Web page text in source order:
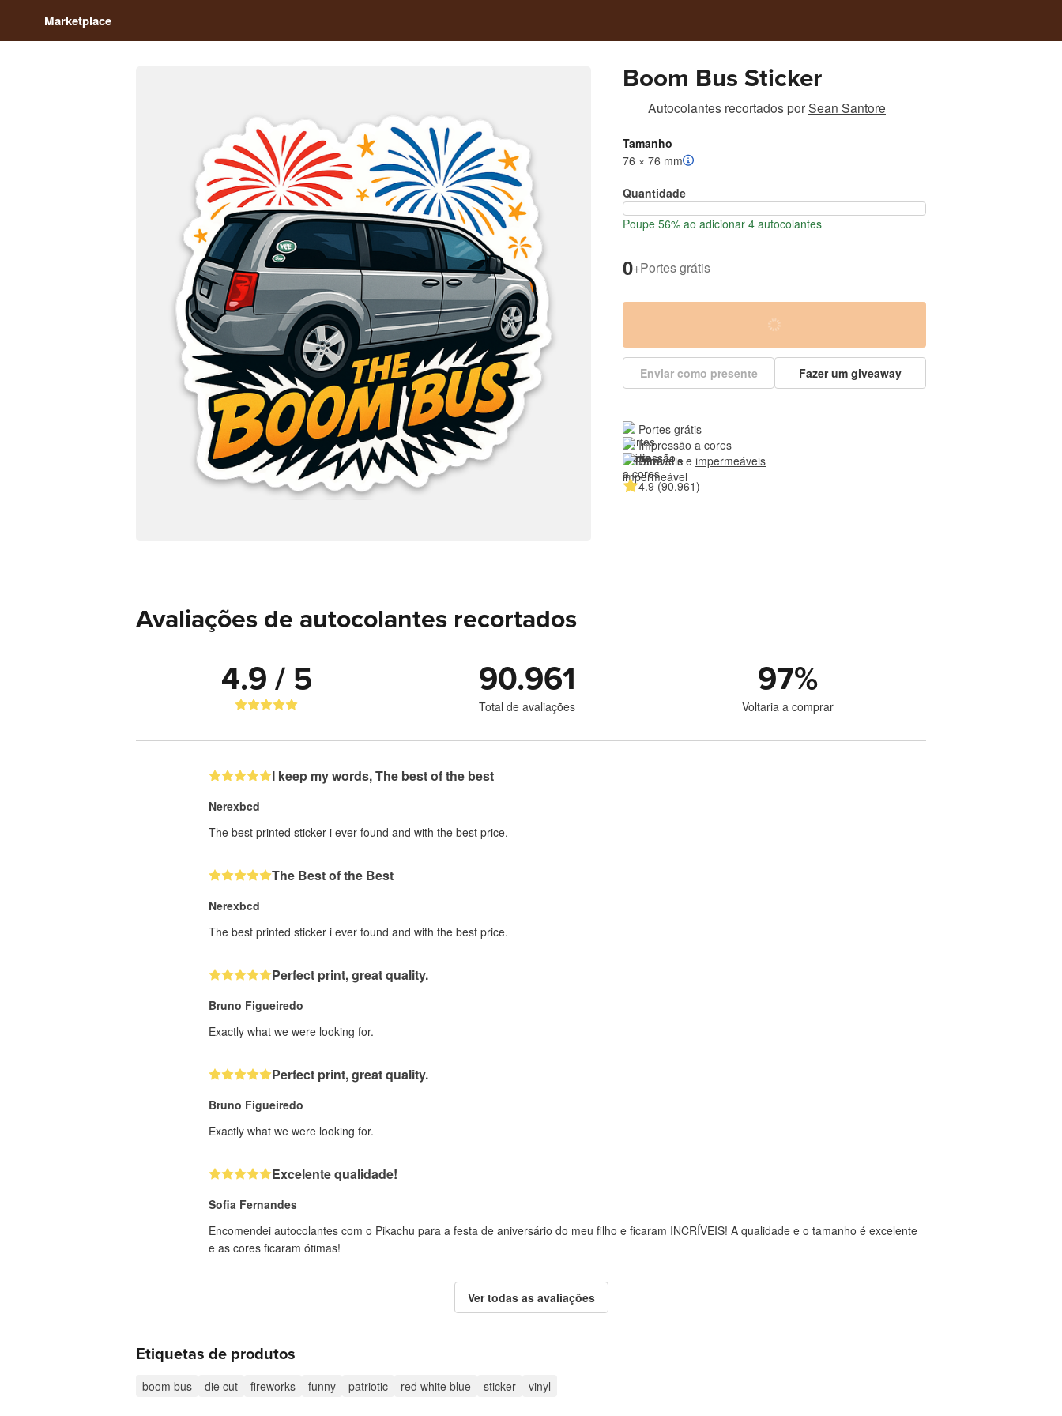
Marketplace
Boom Bus Sticker
Autocolantes recortadosporSean Santore
Tamanho
76 × 76 mm
Quantidade
Poupe 56% ao adicionar 4 autocolantes
0+Portes grátis
Enviar como presente Fazer um giveaway
Portes grátis
Impressão a cores
Duráveis e impermeáveis
4.9 (90.961)
Avaliações de autocolantes recortados
4.9 / 5 90.961
Total de avaliações
97%
Voltaria a comprar
I keep my words, The best of the best
Nerexbcd
The best printed sticker i ever found and with the best price.
The Best of the Best
Nerexbcd
The best printed sticker i ever found and with the best price.
Perfect print, great quality.
Bruno Figueiredo
Exactly what we were looking for.
Perfect print, great quality.
Bruno Figueiredo
Exactly what we were looking for.
Excelente qualidade!
Sofia Fernandes
Encomendei autocolantes com o Pikachu para a festa de aniversário do meu filho e ficaram INCRÍVEIS! A qualidade e o tamanho é excelente
e as cores ficaram ótimas!
Ver todas as avaliações
Etiquetas de produtos
boom bus die cut fireworks funny patriotic red white blue sticker vinyl